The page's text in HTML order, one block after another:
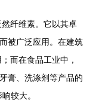
纤维素。它以其卓
被广泛应用。在建筑
而在食品工业中，
膏、洗涤剂等产品的
较大。